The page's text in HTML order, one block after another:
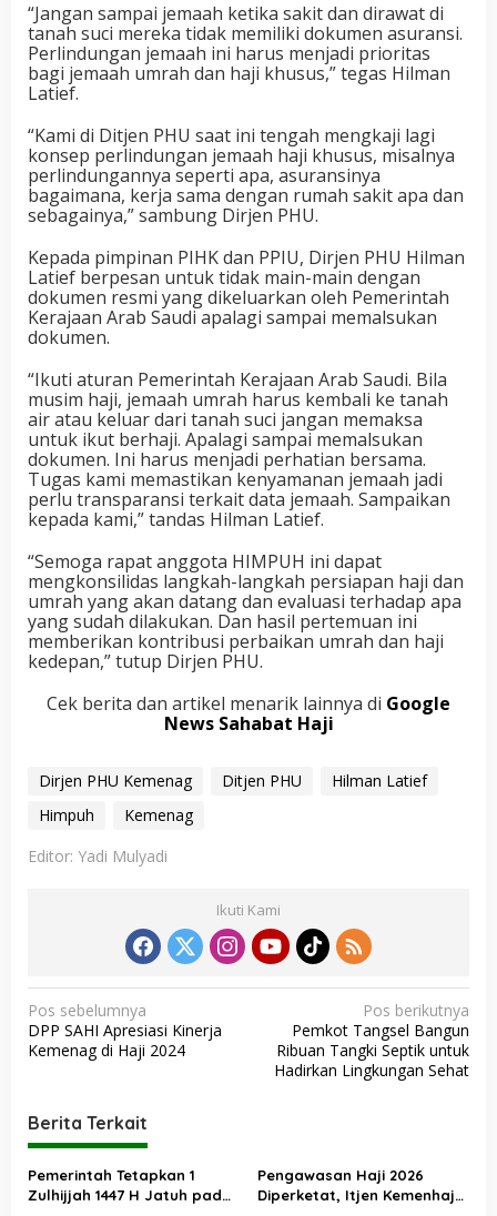
“Jangan sampai jemaah ketika sakit dan dirawat di
tanah suci mereka tidak memiliki dokumen asuransi.
Perlindungan jemaah ini harus menjadi prioritas
bagi jemaah umrah dan haji khusus,” tegas Hilman
Latief.
“Kami di Ditjen PHU saat ini tengah mengkaji lagi
konsep perlindungan jemaah haji khusus, misalnya
perlindungannya seperti apa, asuransinya
bagaimana, kerja sama dengan rumah sakit apa dan
sebagainya,” sambung Dirjen PHU.
Kepada pimpinan PIHK dan PPIU, Dirjen PHU Hilman
Latief berpesan untuk tidak main-main dengan
dokumen resmi yang dikeluarkan oleh Pemerintah
Kerajaan Arab Saudi apalagi sampai memalsukan
dokumen.
“Ikuti aturan Pemerintah Kerajaan Arab Saudi. Bila
musim haji, jemaah umrah harus kembali ke tanah
air atau keluar dari tanah suci jangan memaksa
untuk ikut berhaji. Apalagi sampai memalsukan
dokumen. Ini harus menjadi perhatian bersama.
Tugas kami memastikan kenyamanan jemaah jadi
perlu transparansi terkait data jemaah. Sampaikan
kepada kami,” tandas Hilman Latief.
“Semoga rapat anggota HIMPUH ini dapat
mengkonsilidas langkah-langkah persiapan haji dan
umrah yang akan datang dan evaluasi terhadap apa
yang sudah dilakukan. Dan hasil pertemuan ini
memberikan kontribusi perbaikan umrah dan haji
kedepan,” tutup Dirjen PHU.
Cek berita dan artikel menarik lainnya di Google
News Sahabat Haji
Dirjen PHU Kemenag Ditjen PHU
Hilman Latief
Himpuh
Kemenag
Editor: Yadi Mulyadi
Ikuti Kami
N
a
g
a
s
Pos sebelumnya
DPP SAHI Apresiasi Kinerja
Kemenag di Haji 2024
Pos berikutnya
Pemkot Tangsel Bangun
Ribuan Tangki Septik untuk
Hadirkan Lingkungan Sehat
Berita Terkait
Pemerintah Tetapkan 1
Zulhijjah 1447 H Jatuh pada
Pengawasan Haji 2026
Diperketat, Itjen Kemenhaj